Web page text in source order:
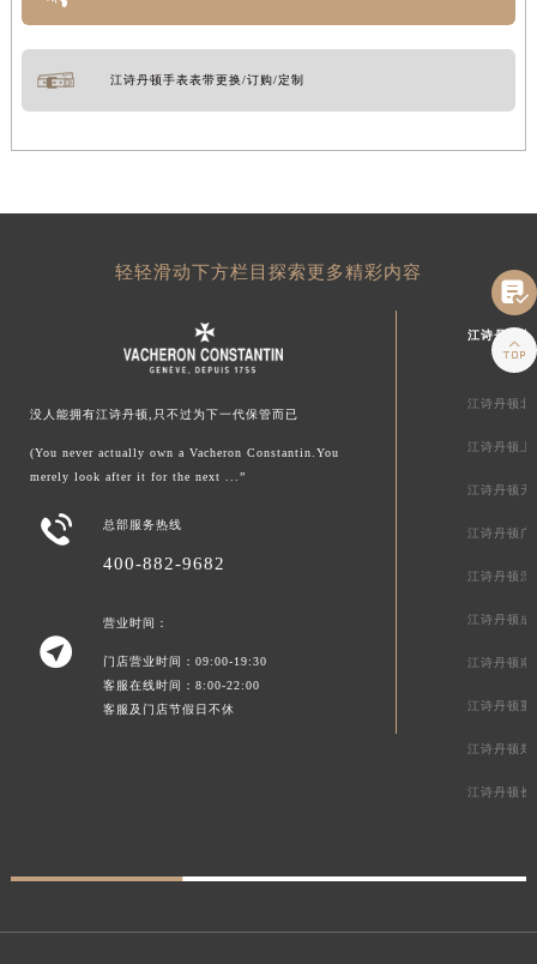
江诗丹顿手表表带更换/订购/定制
轻轻滑动下方栏目探索更多精彩内容
没人能拥有江诗丹顿,只不过为下一代保管而已
(You never actually own a Vacheron Constantin.You
merely look after it for the next ...”
 总部服务热线
400-882-9682

营业时间：
门店营业时间：09:00-19:30
客服在线时间：8:00-22:00
客服及门店节假日不休
江诗丹顿中
江诗丹顿北
江诗丹顿上
江诗丹顿天
江诗丹顿广
江诗丹顿深
江诗丹顿成
江诗丹顿南
江诗丹顿重
江诗丹顿郑
江诗丹顿长

